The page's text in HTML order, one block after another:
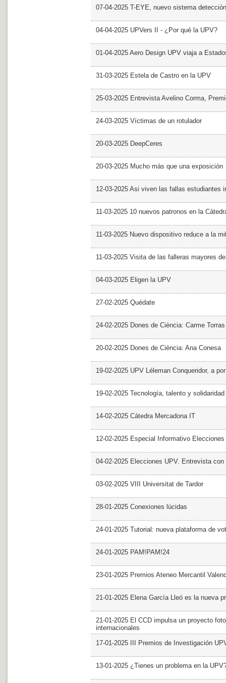
07-04-2025 T-EYE, nuevo sistema
04-04-2025 UPVers II - ¿Por qué la UPV?
01-04-2025 Aero Design UPV viaja a
31-03-2025 Estela de Castro en la UPV
25-03-2025 Entrevista Avelino Corma,
24-03-2025 Víctimas de un rotulador
20-03-2025 DeepCeres
20-03-2025 Mucho más que una exposición
12-03-2025 Asi viven las fallas estudiantes
11-03-2025 10 nuevos patronos en la
11-03-2025 Nuevo dispositivo reduce a la
11-03-2025 Visita de las falleras mayores
04-03-2025 Eligen la UPV
27-02-2025 Quédate
24-02-2025 Dones de Ciència: Carme Torras
20-02-2025 Dones de Ciència: Ana Conesa
19-02-2025 UPV Léleman Conqueridor, a
19-02-2025 Tecnología, talento y
14-02-2025 Cátedra Mercadona IT
12-02-2025 Especial Informativo Elecciones
04-02-2025 Elecciones UPV. Entrevista con
03-02-2025 VIII Universitat de Tardor
28-01-2025 Conexiones lúcidas
24-01-2025 Tutorial: nueva plataforma de
24-01-2025 PAM!PAM!24
23-01-2025 Premios Ateneo Mercantil
21-01-2025 Elena García Lleó es la nueva
21-01-2025 El CCD impulsa un proyecto
internacionales
17-01-2025 III Premios de Investigación
13-01-2025 ¿Tienes un problema en la